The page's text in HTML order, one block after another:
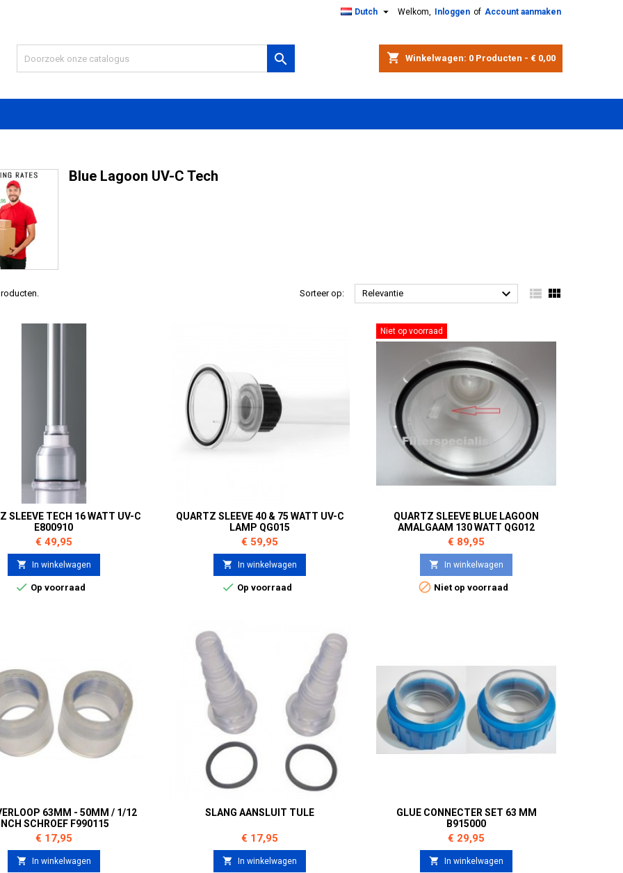
Welkom, Inloggen of Account aanmaken
Dutch 
shopping_cart Winkelwagen: 0 Producten - € 0,00

Blue Lagoon UV-C Tech
Sorteer op: Relevantie   
SLEEVE TECH 16 WATT UV-C
E800910
Prijs
€ 49,95
 In winkelwagen
 Op voorraad
QUARTZ SLEEVE 40 & 75 WATT UV-C
LAMP QG015
Prijs
€ 59,95
 In winkelwagen
 Op voorraad
Niet op voorraad
QUARTZ SLEEVE BLUE LAGOON
AMALGAAM 130 WATT QG012
Prijs
€ 89,95
 In winkelwagen
 Niet op voorraad
63MM - 50MM / 1/12
SCHROEF F990115
Prijs
€ 17,95
 In winkelwagen
SLANG AANSLUIT TULE
Prijs
€ 17,95
 In winkelwagen
GLUE CONNECTER SET 63 MM
B915000
Prijs
€ 29,95
 In winkelwagen